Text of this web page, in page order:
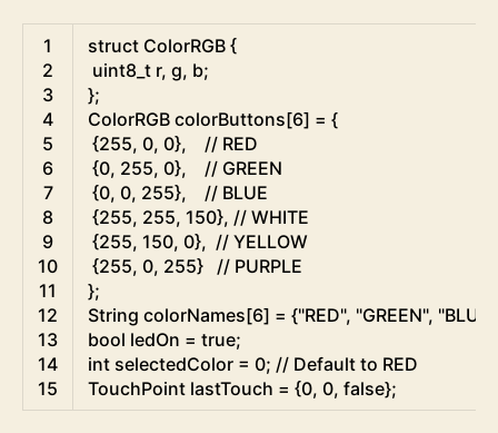
1
2
3
4
5
6
7
8
9
10
11
12
13
14
15
struct ColorRGB {
uint8 t r, g, b;
};
ColorRGB colorButtons[6] = {
{255, 0, 0},
// RED
{0, 255, 0},
// GREEN
{0, 0, 255},
// BLUE
{255, 255, 150}, // WHITE
{255, 150, 0}, // YELLOW
{255, 0, 255} // PURPLE
};
String colorNames[6] = {"RED", "GREEN", "BLUE"
bool ledOn = true;
int selectedColor = 0; // Default to RED
TouchPoint lastTouch = {0, 0, false};